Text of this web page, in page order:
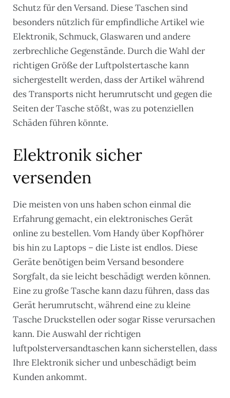
Schutz für den Versand. Diese Taschen sind
besonders nützlich für empfindliche Artikel wie
Elektronik, Schmuck, Glaswaren und andere
zerbrechliche Gegenstände. Durch die Wahl der
richtigen Größe der Luftpolstertasche kann
sichergestellt werden, dass der Artikel während
des Transports nicht herumrutscht und gegen die
Seiten der Tasche stößt, was zu potenziellen
Schäden führen könnte.
Elektronik sicher
versenden
Die meisten von uns haben schon einmal die
Erfahrung gemacht, ein elektronisches Gerät
online zu bestellen. Vom Handy über Kopfhörer
bis hin zu Laptops – die Liste ist endlos. Diese
Geräte benötigen beim Versand besondere
Sorgfalt, da sie leicht beschädigt werden können.
Eine zu große Tasche kann dazu führen, dass das
Gerät herumrutscht, während eine zu kleine
Tasche Druckstellen oder sogar Risse verursachen
kann. Die Auswahl der richtigen
luftpolsterversandtaschen kann sicherstellen, dass
Ihre Elektronik sicher und unbeschädigt beim
Kunden ankommt.